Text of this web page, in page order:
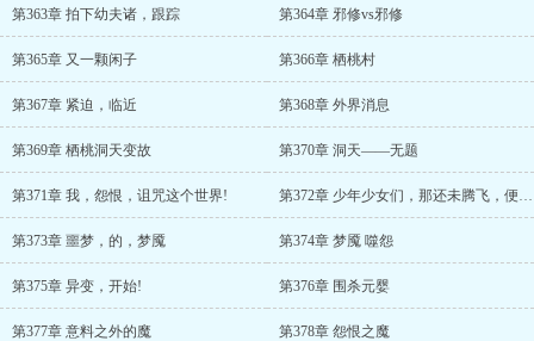
第363章 拍下幼夫诸，跟踪 第364章 邪修vs邪修
第365章 又一颗闲子 第366章 栖桃村
第367章 紧迫，临近 第368章 外界消息
第369章 栖桃洞天变故 第370章 洞天——无题
第371章 我，怨恨，诅咒这个世界! 第372章 少年少女们，那还未腾飞，便夭折的梦……
第373章 噩梦，的，梦魇 第374章 梦魇 噬怨
第375章 异变，开始! 第376章 围杀元婴
第377章 意料之外的魔 第378章 怨恨之魔